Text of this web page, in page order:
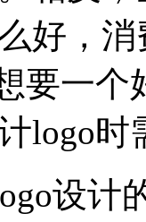
好，
要一个
logo时
设计